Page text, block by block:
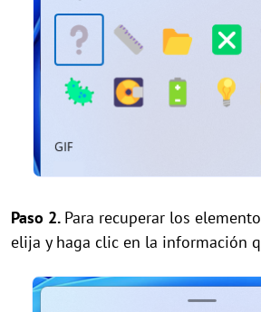
Paso 2. Para recuperar los
elija y haga clic en la información